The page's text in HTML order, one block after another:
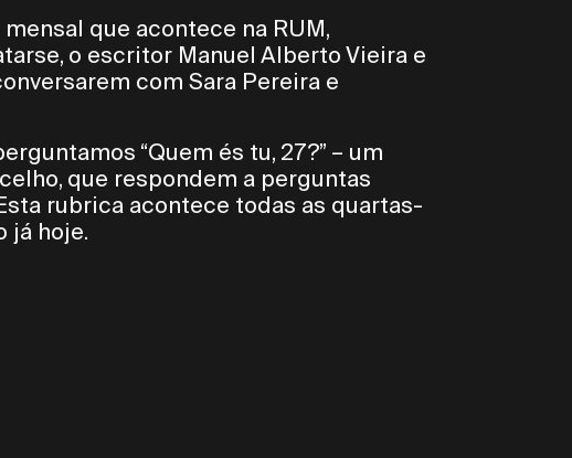
que acontece na RUM,
o escritor Manuel Alberto Vieira e
com Sara Pereira e
“Quem és tu, 27?” – um
que respondem a perguntas
rubrica acontece todas as quartas-
já hoje.